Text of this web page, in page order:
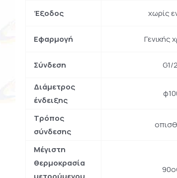
Έξοδος χωρίς
Εφαρμογή Γενικής
Σύνδεση G1/
Διάμετρος
ένδειξης
Τρόπος
σύνδεσης
Μέγιστη
θερμοκρασία